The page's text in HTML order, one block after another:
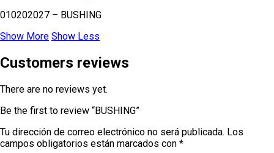
010202027 – BUSHING
Show More Show Less
Customers reviews
There are no reviews yet.
Be the first to review “BUSHING”
Tu dirección de correo electrónico no será publicada. Los
campos obligatorios están marcados con *